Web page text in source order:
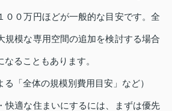
００万円ほどが一般的な目安です。全
規模な専用空間の追加を検討する場合
ることもあります。
る「全体の規模別費用目安」など）
快適な住まいにするには、まずは優先